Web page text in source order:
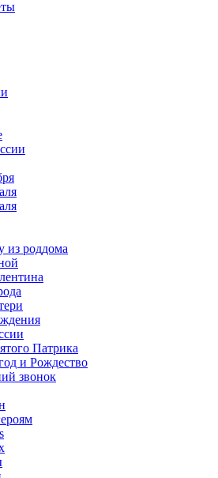
роддома
Патрика
и Рождество
звонок